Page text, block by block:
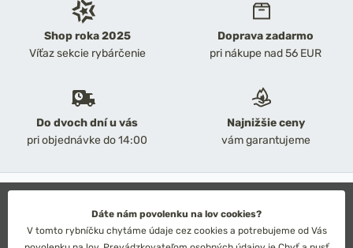
Shop roka 2025
Víťaz sekcie rybárčenie
Doprava zadarmo
pri nákupe nad 56 EUR
Do dvoch dní u vás
pri objednávke do 14:00
Najnižšie ceny
vám garantujeme
Obchodné podmienky
Ochrana osobných údajov
Technické riešenie: Simplia s.r.o.
Dáte nám povolenku na lov cookies?
V tomto rybníčku chytáme údaje cez cookies a potrebujeme od Vás